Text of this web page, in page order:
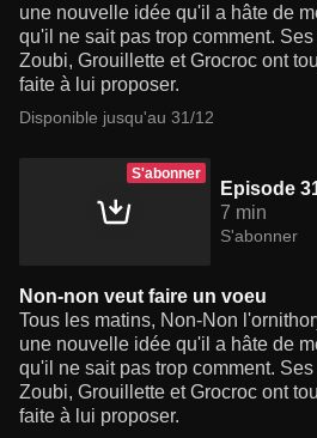
une nouvelle idée qu'il a hâte de
qu'il ne sait pas trop comment.
Zoubi, Grouillette et Grocroc ont
faite à lui proposer.
Disponible jusqu'au 31/12
S'abonner
Episode
7 min
S'abonner
Non-non veut faire un voeu
Tous les matins, Non-Non
une nouvelle idée qu'il a hâte de
qu'il ne sait pas trop comment.
Zoubi, Grouillette et Grocroc ont
faite à lui proposer.